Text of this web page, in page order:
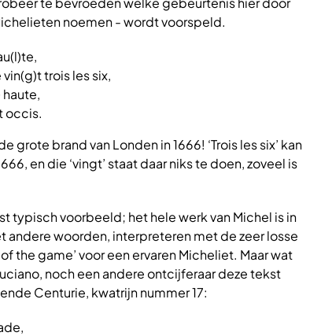
noemen - wordt voorspeld.
trois les six,
occis.
grote brand van Londen in 1666! ‘Trois les six’ kan
en die ‘vingt’ staat daar niks te doen, zoveel is
typisch voorbeeld; het hele werk van Michel is in
woorden, interpreteren met de zeer losse
the game’ voor een ervaren Micheliet. Maar wat
noch een andere ontcijferaar deze tekst
Centurie, kwatrijn nummer 17: